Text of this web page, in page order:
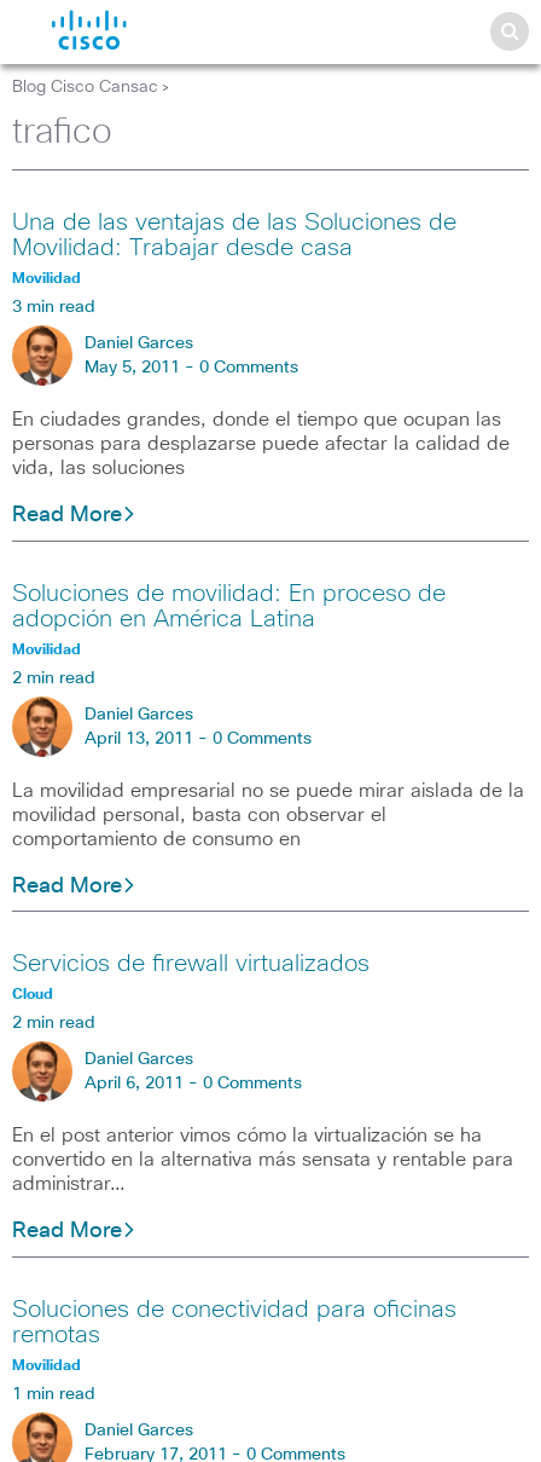
Blog Cisco Cansac >
trafico
Una de las ventajas de las Soluciones de
Movilidad: Trabajar desde casa
Movilidad
3 min read
Daniel Garces
May 5, 2011 - 0 Comments
En ciudades grandes, donde el tiempo que ocupan las
personas para desplazarse puede afectar la calidad de
vida, las soluciones
Read More
Soluciones de movilidad: En proceso de
adopción en América Latina
Movilidad
2 min read
Daniel Garces
April 13, 2011 - 0 Comments
La movilidad empresarial no se puede mirar aislada de la
movilidad personal, basta con observar el
comportamiento de consumo en
Read More
Servicios de firewall virtualizados
Cloud
2 min read
Daniel Garces
April 6, 2011 - 0 Comments
En el post anterior vimos cómo la virtualización se ha
convertido en la alternativa más sensata y rentable para
administrar…
Read More
Soluciones de conectividad para oficinas
remotas
Movilidad
1 min read
Daniel Garces
February 17, 2011 - 0 Comments